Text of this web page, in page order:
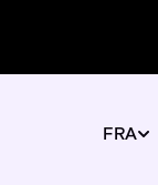
FRA